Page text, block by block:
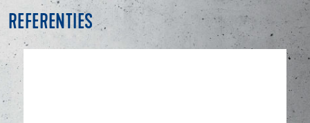
REFERENTIES